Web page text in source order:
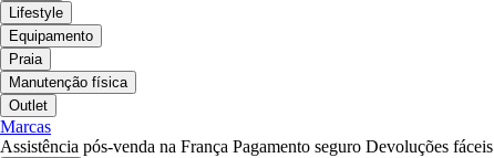
Lifestyle
Equipamento
Praia
Manutenção física
Outlet
Marcas
Assistência pós-venda na França Pagamento seguro Devoluções fáceis